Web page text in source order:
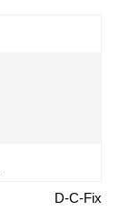
D-C-Fix